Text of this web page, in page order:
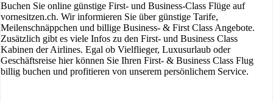
Buchen Sie online günstige First- und Business-Class Flüge auf
vornesitzen.ch. Wir informieren Sie über günstige Tarife,
Meilenschnäppchen und billige Business- & First Class Angebote.
Zusätzlich gibt es viele Infos zu den First- und Business Class
Kabinen der Airlines. Egal ob Vielflieger, Luxusurlaub oder
Geschäftsreise hier können Sie Ihren First- & Business Class Flug
billig buchen und profitieren von unserem persönlichem Service.